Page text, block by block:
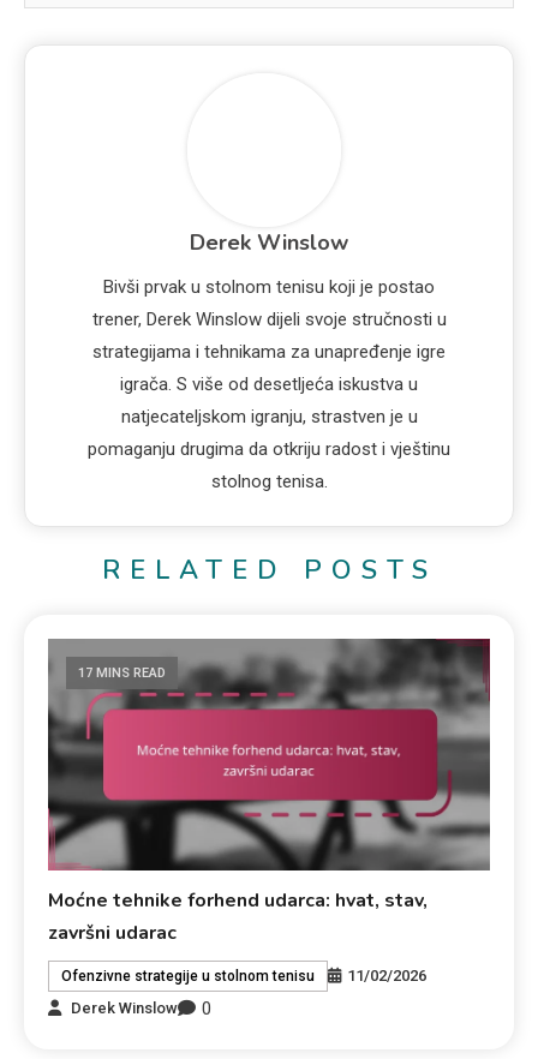
Derek Winslow
Bivši prvak u stolnom tenisu koji je postao
trener, Derek Winslow dijeli svoje stručnosti u
strategijama i tehnikama za unapređenje igre
igrača. S više od desetljeća iskustva u
natjecateljskom igranju, strastven je u
pomaganju drugima da otkriju radost i vještinu
stolnog tenisa.
RELATED POSTS
17 MINS READ
Moćne tehnike forhend udarca: hvat, stav,
završni udarac
Ofenzivne strategije u stolnom tenisu
11/02/2026
Derek Winslow
0